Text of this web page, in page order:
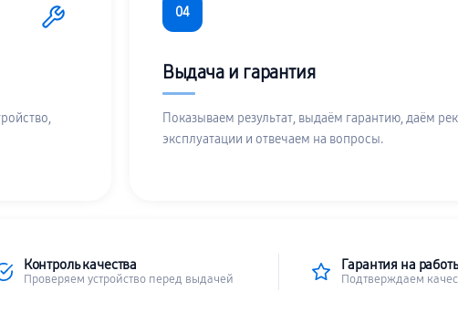
04
Выдача и гарантия
Показываем результат, выдаём гарантию, даём
эксплуатации и отвечаем на вопросы.
Контроль качества
Проверяем устройство перед выдачей
Гарантия на
Подтверждаем